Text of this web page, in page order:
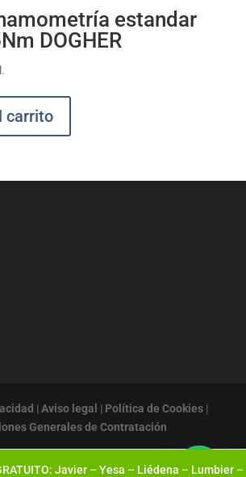
Javier – Yesa – Liédena – Lumbier –
estandar
DOGHER
carrito
| Aviso legal | Política de Cookies|
Generales de Contratación